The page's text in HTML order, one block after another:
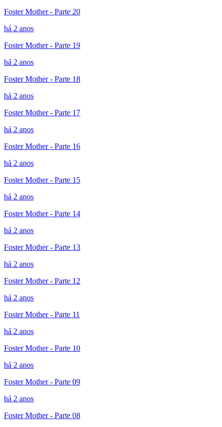
Foster Mother - Parte 20
há 2 anos
Foster Mother - Parte 19
há 2 anos
Foster Mother - Parte 18
há 2 anos
Foster Mother - Parte 17
há 2 anos
Foster Mother - Parte 16
há 2 anos
Foster Mother - Parte 15
há 2 anos
Foster Mother - Parte 14
há 2 anos
Foster Mother - Parte 13
há 2 anos
Foster Mother - Parte 12
há 2 anos
Foster Mother - Parte 11
há 2 anos
Foster Mother - Parte 10
há 2 anos
Foster Mother - Parte 09
há 2 anos
Foster Mother - Parte 08